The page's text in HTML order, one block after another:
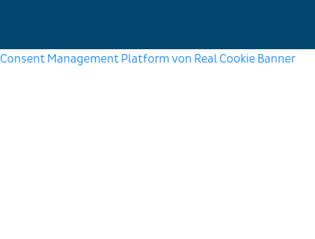
Consent Management Platform von Real Cookie Banner